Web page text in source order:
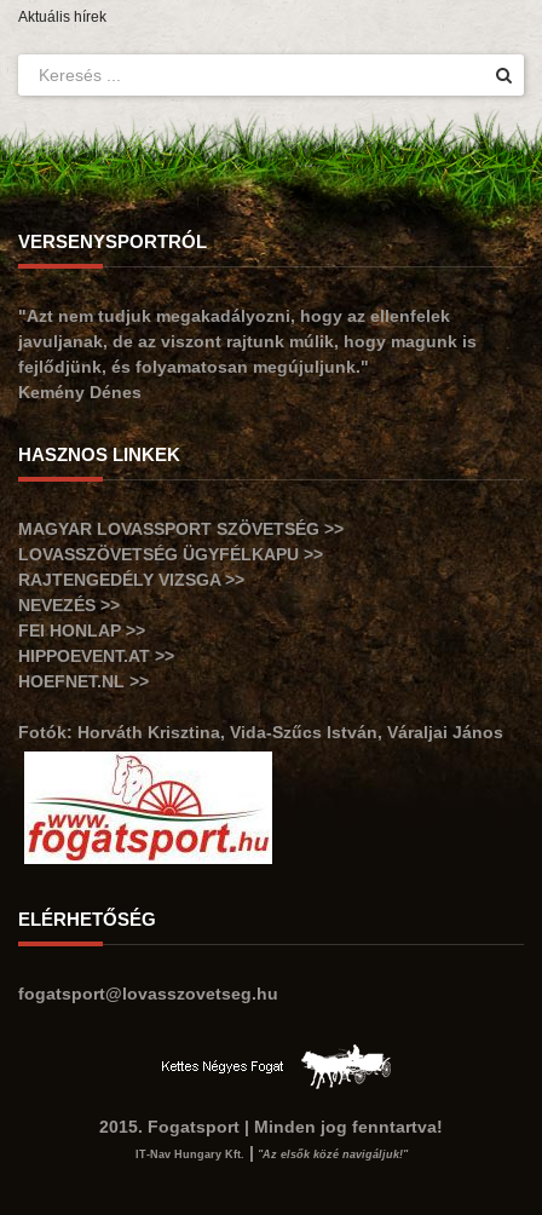
Aktuális hírek
VERSENYSPORTRÓL
"Azt nem tudjuk megakadályozni, hogy az ellenfelek
javuljanak, de az viszont rajtunk múlik, hogy magunk is
fejlődjünk, és folyamatosan megújuljunk."
Kemény Dénes
HASZNOS LINKEK
MAGYAR LOVASSPORT SZÖVETSÉG >>
LOVASSZÖVETSÉG ÜGYFÉLKAPU >>
RAJTENGEDÉLY VIZSGA >>
NEVEZÉS >>
FEI HONLAP >>
HIPPOEVENT.AT >>
HOEFNET.NL >>
Fotók: Horváth Krisztina, Vida-Szűcs István, Váraljai János
ELÉRHETŐSÉG
fogatsport@lovasszovetseg.hu
2015. Fogatsport | Minden jog fenntartva!
IT-Nav Hungary Kft. | "Az elsők közé navigáljuk!"